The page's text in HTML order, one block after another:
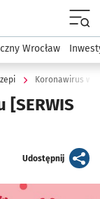
Dla mieszkańca
Wrocław
Koronawirus we
Udostępnijartykuł